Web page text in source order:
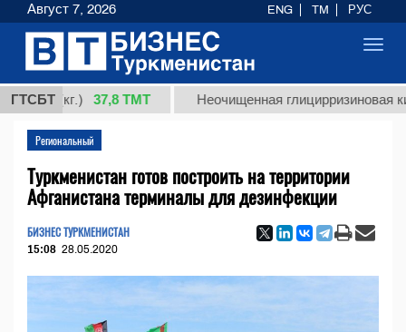
ГТСБТ
(кг.) 37,8 ТМТ Неочищенная глицирризиновая кислота
Региональный
Туркменистан готов построить на территории
Афганистана терминалы для дезинфекции
БИЗНЕС ТУРКМЕНИСТАН
15:08 28.05.2020
Август 7, 2026 ENG TM РУС